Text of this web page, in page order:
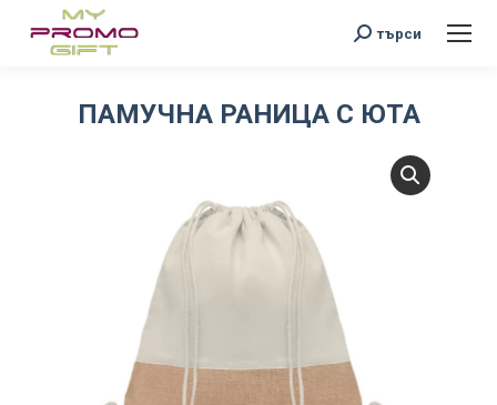
Search:
търси
ПАМУЧНА РАНИЦА С ЮТА